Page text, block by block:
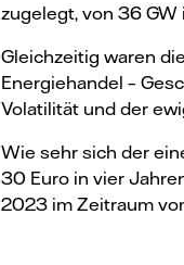
zugelegt, von 36 GW
Gleichzeitig waren
Energiehandel –
Volatilität und der
Wie sehr sich der
30 Euro in vier
2023 im Zeitraum